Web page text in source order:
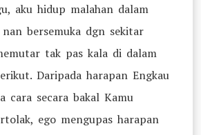
aku hidup malahan dalam
bersemuka dgn sekitar
tak pas kala di dalam
Daripada harapan Engkau
cara secara bakal Kamu
ego mengupas harapan